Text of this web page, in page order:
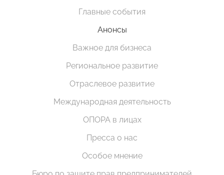
Главные события
Анонсы
Важное для бизнеса
Региональное развитие
Отраслевое развитие
Международная деятельность
ОПОРА в лицах
Пресса о нас
Особое мнение